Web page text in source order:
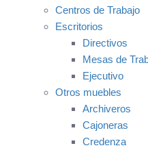
Centros de Trabajo
Escritorios
Directivos
Mesas de
Ejecutivo
Otros muebles
Archiveros
Cajoneras
Credenza